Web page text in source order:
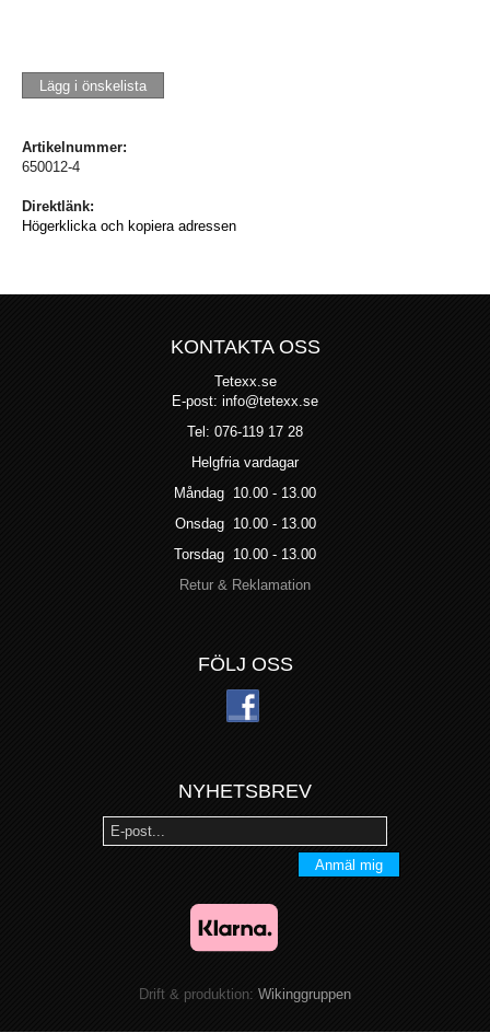
Lägg i önskelista
Artikelnummer:
650012-4
Direktlänk:
Högerklicka och kopiera adressen
KONTAKTA OSS
Tetexx.se
E-post: info@tetexx.se
Tel: 076-119 17 28
Helgfria vardagar
Måndag 10.00 - 13.00
Onsdag 10.00 - 13.00
Torsdag 10.00 - 13.00
Retur & Reklamation
FÖLJ OSS
NYHETSBREV
Anmäl mig
Drift & produktion: Wikinggruppen